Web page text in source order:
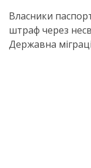
Власники
штраф через
Державна